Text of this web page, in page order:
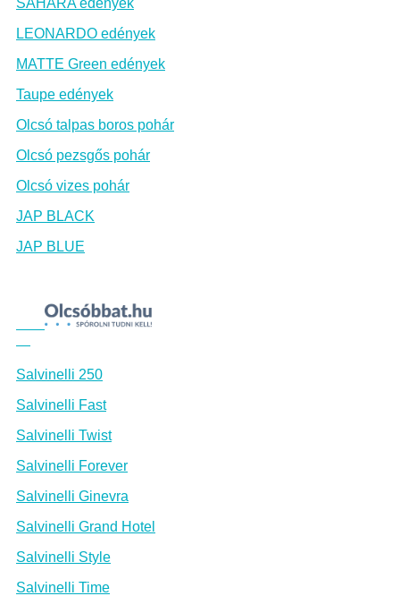
SAHARA edények
LEONARDO edények
MATTE Green edények
Taupe edények
Olcsó talpas boros pohár
Olcsó pezsgős pohár
Olcsó vizes pohár
JAP BLACK
JAP BLUE
Salvinelli 250
Salvinelli Fast
Salvinelli Twist
Salvinelli Forever
Salvinelli Ginevra
Salvinelli Grand Hotel
Salvinelli Style
Salvinelli Time